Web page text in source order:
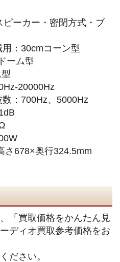
ーカー・密閉方式・ブ
：30cmコーン型
ーム型
20000Hz
：700Hz、5000Hz
さ678×奥行324.5mm
「買取価格をかんたん見
ディオ買取参考価格をお
ださい。